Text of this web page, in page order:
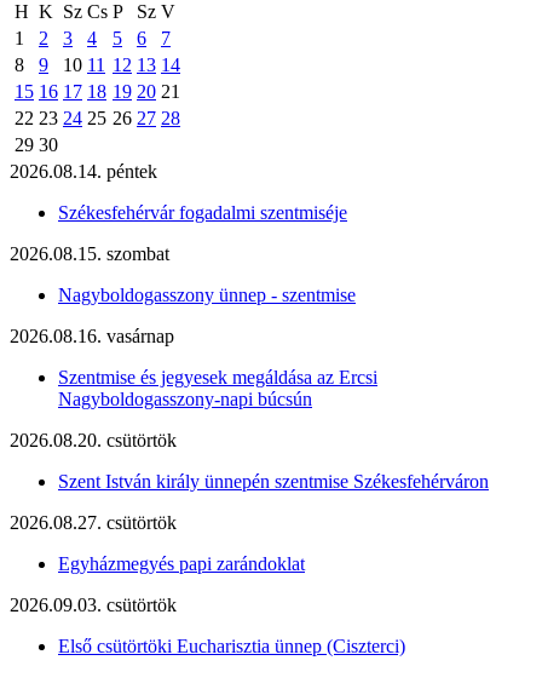
H K Sz Cs P Sz V
1
2 3 4 5 6
7
8
9 10 11 12 13 14
15 16 17 18 19 20 21
22 23 24 25 26 27 28
29 30
2026.08.14. péntek
Székesfehérvár fogadalmi szentmiséje
2026.08.15. szombat
Nagyboldogasszony ünnep - szentmise
2026.08.16. vasárnap
Szentmise és jegyesek megáldása az Ercsi
Nagyboldogasszony-napi búcsún
2026.08.20. csütörtök
Szent István király ünnepén szentmise Székesfehérváron
2026.08.27. csütörtök
Egyházmegyés papi zarándoklat
2026.09.03. csütörtök
Első csütörtöki Eucharisztia ünnep (Ciszterci)